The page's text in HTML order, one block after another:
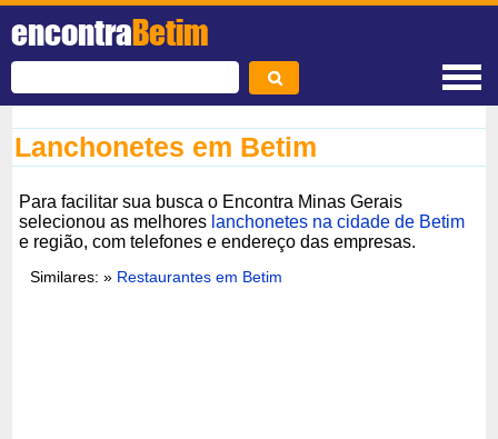
encontraBetim
Lanchonetes em Betim
Para facilitar sua busca o Encontra Minas Gerais
selecionou as melhores lanchonetes na cidade de Betim
e região, com telefones e endereço das empresas.
Similares: » Restaurantes em Betim